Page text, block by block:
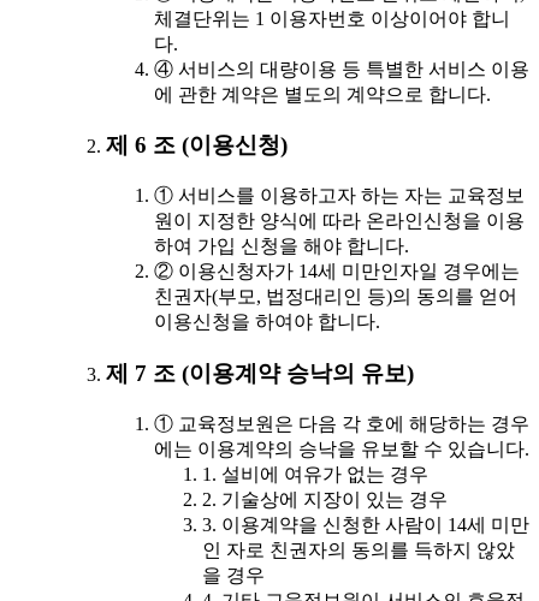
체결단위는 1 이용자번호 이상이어야 합니
다.
④ 서비스의 대량이용 등 특별한 서비스 이용
에 관한 계약은 별도의 계약으로 합니다.
제 6 조 (이용신청)
① 서비스를 이용하고자 하는 자는 교육정보
원이 지정한 양식에 따라 온라인신청을 이용
하여 가입 신청을 해야 합니다.
② 이용신청자가 14세 미만인자일 경우에는
친권자(부모, 법정대리인 등)의 동의를 얻어
이용신청을 하여야 합니다.
제 7 조 (이용계약 승낙의 유보)
① 교육정보원은 다음 각 호에 해당하는 경우
에는 이용계약의 승낙을 유보할 수 있습니다.
1. 설비에 여유가 없는 경우
2. 기술상에 지장이 있는 경우
3. 이용계약을 신청한 사람이 14세 미만
인 자로 친권자의 동의를 득하지 않았
을 경우